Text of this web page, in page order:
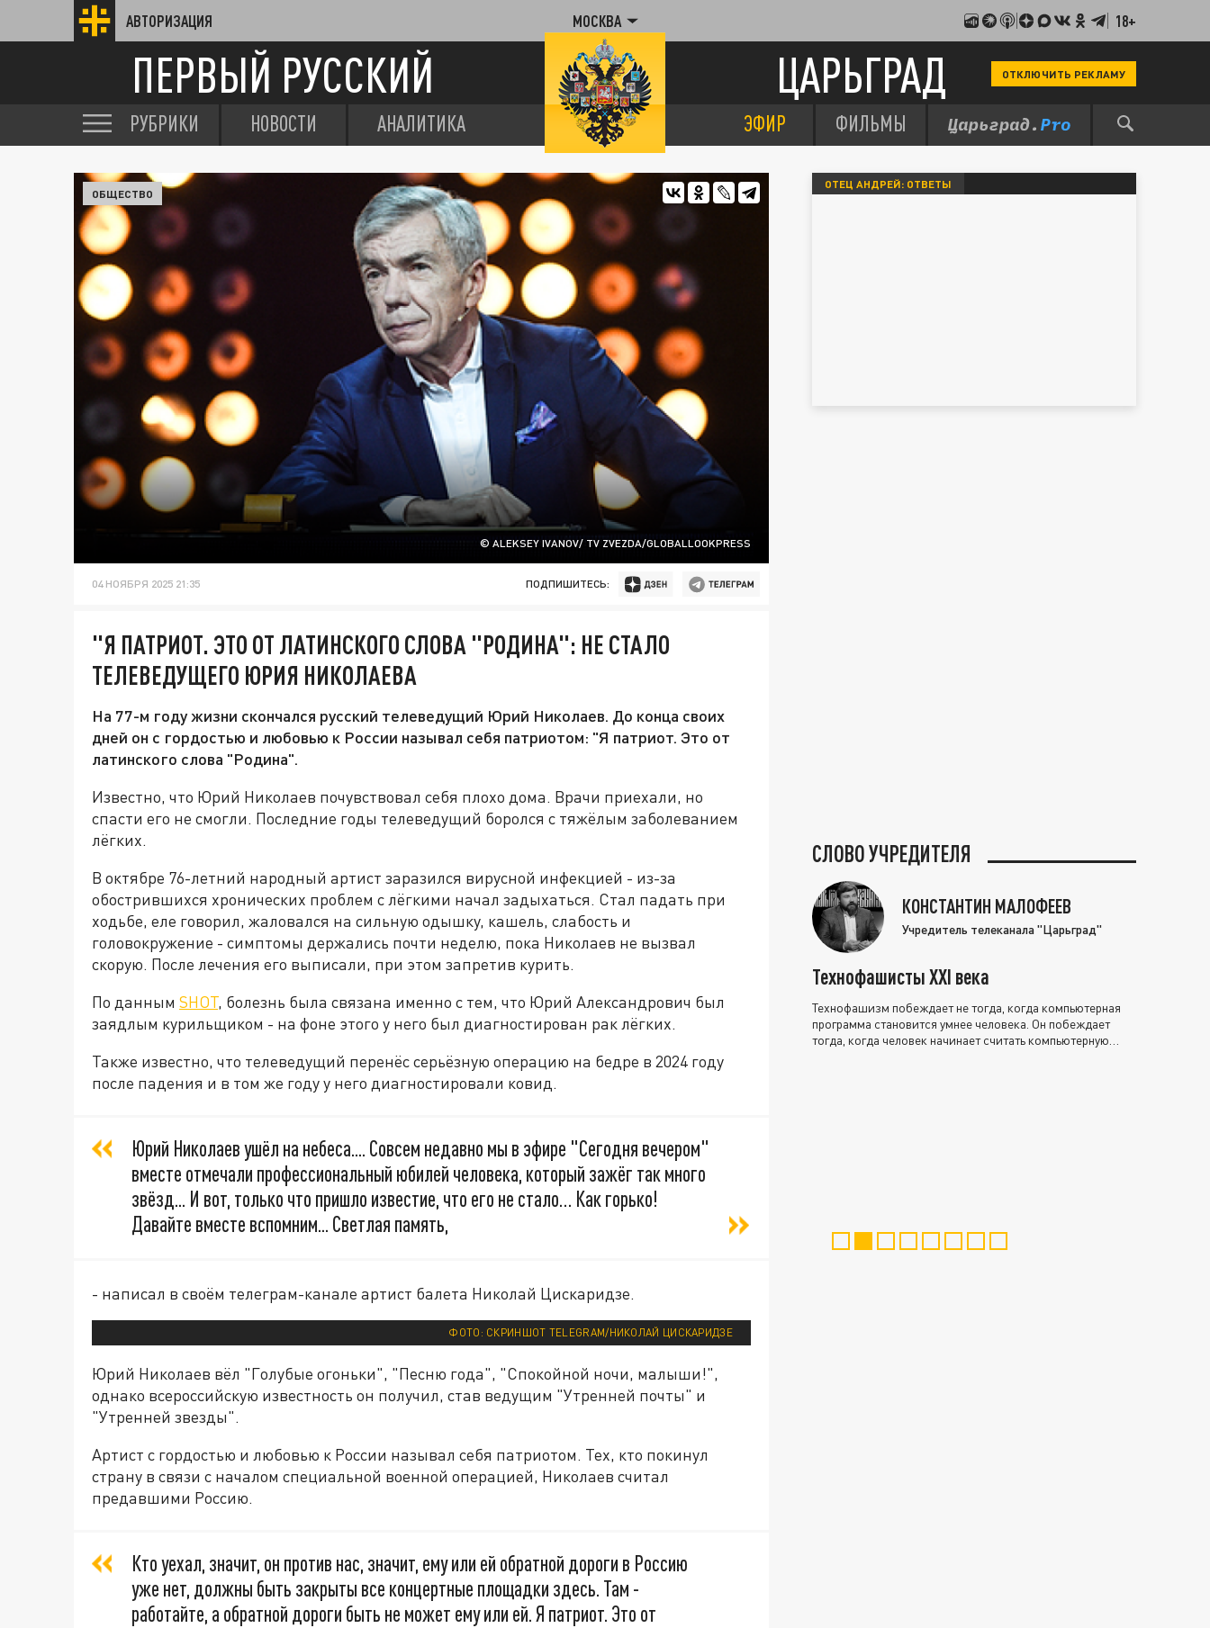
АВТОРИЗАЦИЯ МОСКВА 18+
ПЕРВЫЙ РУССКИЙ ЦАРЬГРАД ОТКЛЮЧИТЬ РЕКЛАМУ
РУБРИКИ НОВОСТИ АНАЛИТИКА ЭФИР ФИЛЬМЫ
© ALEKSEY IVANOV/ TV ZVEZDA/GLOBALLOOKPRESS
ОБЩЕСТВО
04 НОЯБРЯ 2025 21:35 ПОДПИШИТЕСЬ:
"Я ПАТРИОТ. ЭТО ОТ ЛАТИНСКОГО СЛОВА "РОДИНА": НЕ СТАЛО
ТЕЛЕВЕДУЩЕГО ЮРИЯ НИКОЛАЕВА
На 77-м году жизни скончался русский телеведущий Юрий Николаев. До конца своих
дней он с гордостью и любовью к России называл себя патриотом: "Я патриот. Это от
латинского слова "Родина".
Известно, что Юрий Николаев почувствовал себя плохо дома. Врачи приехали, но
спасти его не смогли. Последние годы телеведущий боролся с тяжёлым заболеванием
лёгких.
В октябре 76-летний народный артист заразился вирусной инфекцией - из-за
обострившихся хронических проблем с лёгкими начал задыхаться. Стал падать при
ходьбе, еле говорил, жаловался на сильную одышку, кашель, слабость и
головокружение - симптомы держались почти неделю, пока Николаев не вызвал
скорую. После лечения его выписали, при этом запретив курить.
По данным SHOT, болезнь была связана именно с тем, что Юрий Александрович был
заядлым курильщиком - на фоне этого у него был диагностирован рак лёгких.
Также известно, что телеведущий перенёс серьёзную операцию на бедре в 2024 году
после падения и в том же году у него диагностировали ковид.
Юрий Николаев ушёл на небеса.... Совсем недавно мы в эфире "Сегодня вечером"
вместе отмечали профессиональный юбилей человека, который зажёг так много
звёзд... И вот, только что пришло известие, что его не стало… Как горько!
Давайте вместе вспомним... Светлая память,
- написал в своём телеграм-канале артист балета Николай Цискаридзе.
ФОТО: СКРИНШОТ TELEGRAM/НИКОЛАЙ ЦИСКАРИДЗЕ
Юрий Николаев вёл "Голубые огоньки", "Песню года", "Спокойной ночи, малыши!",
однако всероссийскую известность он получил, став ведущим "Утренней почты" и
"Утренней звезды".
Артист с гордостью и любовью к России называл себя патриотом. Тех, кто покинул
страну в связи с началом специальной военной операцией, Николаев считал
предавшими Россию.
Кто уехал, значит, он против нас, значит, ему или ей обратной дороги в Россию
уже нет, должны быть закрыты все концертные площадки здесь. Там -
работайте, а обратной дороги быть не может ему или ей. Я патриот. Это от
ОТЕЦ АНДРЕЙ: ОТВЕТЫ
СЛОВО УЧРЕДИТЕЛЯ
КОНСТАНТИН МАЛОФЕЕВ
Учредитель телеканала "Царьград"
Технофашисты XXI века
Технофашизм побеждает не тогда, когда компьютерная
программа становится умнее человека. Он побеждает
тогда, когда человек начинает считать компьютерную